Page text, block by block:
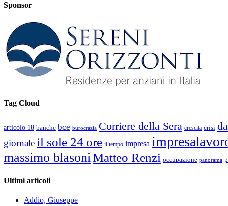
Sponsor
Tag Cloud
articolo 18 banche bce burocrazia Corriere della Sera crescita crisi
giornale il sole 24 ore il tempo impresa
massimo blasoniMatteo Renzi occupazione panorama
Ultimi articoli
Addio, Giuseppe